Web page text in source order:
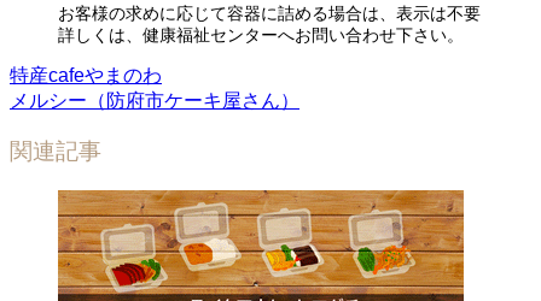
お客様の求めに応じて容器に詰める場合は、表示は不要
詳しくは、健康福祉センターへお問い合わせ下さい。
特産cafeやまのわ
メルシー（防府市ケーキ屋さん）
関連記事